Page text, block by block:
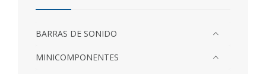
BARRAS DE SONIDO
MINICOMPONENTES